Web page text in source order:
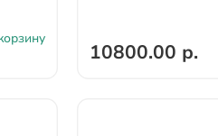
10800.00 р.